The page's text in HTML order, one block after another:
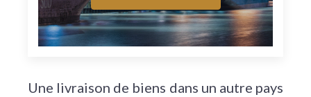
Une livraison de biens dans un autre pays